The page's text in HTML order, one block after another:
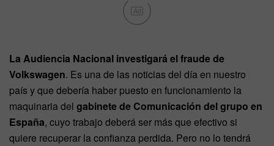
Ad
La Audiencia Nacional investigará el fraude de
Volkswagen. Es una de las noticias del día en nuestro
país y que debería haber puesto en funcionamiento la
maquinaria del gabinete de Comunicación del grupo en
España, cuyo trabajo deberá ser más que efectivo si
quiere recuperar la confianza perdida. Pero no lo tendrá